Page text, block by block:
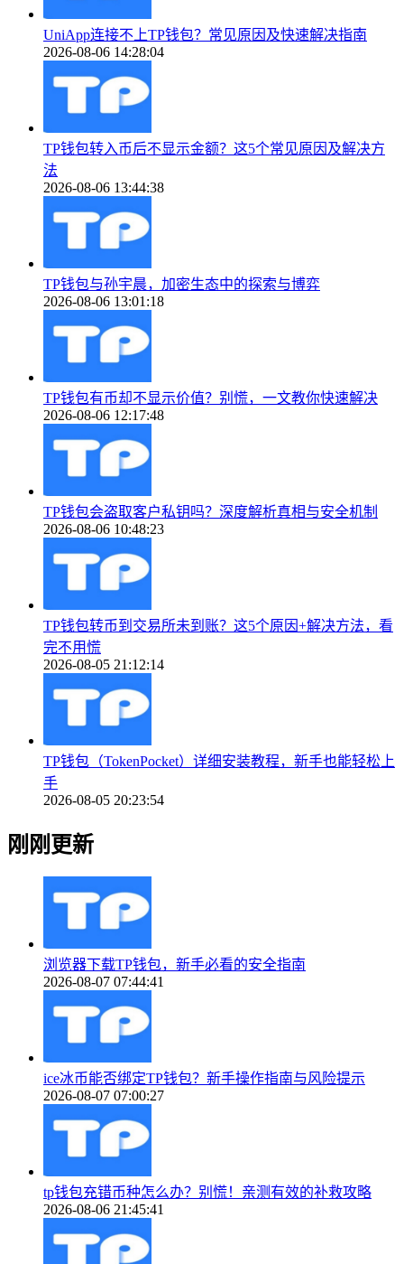
UniApp连接不上TP钱包？常见原因及快速解决指南
2026-08-06 14:28:04
TP钱包转入币后不显示金额？这5个常见原因及解决方
法
2026-08-06 13:44:38
TP钱包与孙宇晨，加密生态中的探索与博弈
2026-08-06 13:01:18
TP钱包有币却不显示价值？别慌，一文教你快速解决
2026-08-06 12:17:48
TP钱包会盗取客户私钥吗？深度解析真相与安全机制
2026-08-06 10:48:23
TP钱包转币到交易所未到账？这5个原因+解决方法，看
完不用慌
2026-08-05 21:12:14
TP钱包（TokenPocket）详细安装教程，新手也能轻松上
手
2026-08-05 20:23:54
刚刚更新
浏览器下载TP钱包，新手必看的安全指南
2026-08-07 07:44:41
ice冰币能否绑定TP钱包？新手操作指南与风险提示
2026-08-07 07:00:27
tp钱包充错币种怎么办？别慌！亲测有效的补救攻略
2026-08-06 21:45:41